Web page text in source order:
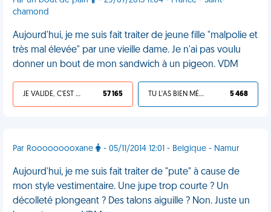
chamond
Aujourd'hui, je me suis fait traiter de jeune fille "malpolie et
très mal élevée" par une vieille dame. Je n'ai pas voulu
donner un bout de mon sandwich à un pigeon. VDM
JE VALIDE, C'EST UNE VDM 57 165 TU L'AS BIEN MÉRITÉ 5 468
Par Rooooooooxane - 05/11/2014 12:01 - Belgique - Namur
Aujourd'hui, je me suis fait traiter de "pute" à cause de
mon style vestimentaire. Une jupe trop courte ? Un
décolleté plongeant ? Des talons aiguille ? Non. Juste un